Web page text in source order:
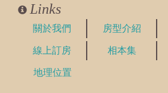
Links
關於我們 房型介紹
線上訂房 相本集
地理位置